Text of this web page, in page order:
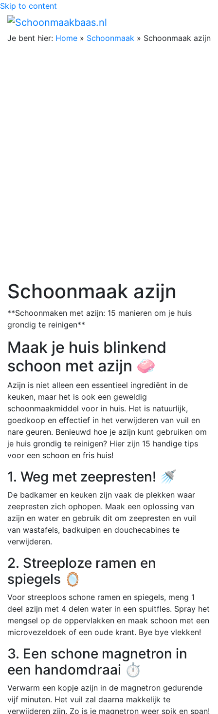
Skip to content
Je bent hier: Home » Schoonmaak » Schoonmaak azijn
Schoonmaak azijn
**Schoonmaken met azijn: 15 manieren om je huis
grondig te reinigen**
Maak je huis blinkend
schoon met azijn 🧼
Azijn is niet alleen een essentieel ingrediënt in de
keuken, maar het is ook een geweldig
schoonmaakmiddel voor in huis. Het is natuurlijk,
goedkoop en effectief in het verwijderen van vuil en
nare geuren. Benieuwd hoe je azijn kunt gebruiken om
je huis grondig te reinigen? Hier zijn 15 handige tips
voor een schoon en fris huis!
1. Weg met zeepresten! 🚿
De badkamer en keuken zijn vaak de plekken waar
zeepresten zich ophopen. Maak een oplossing van
azijn en water en gebruik dit om zeepresten en vuil
van wastafels, badkuipen en douchecabines te
verwijderen.
2. Streeploze ramen en
spiegels 🪞
Voor streeploos schone ramen en spiegels, meng 1
deel azijn met 4 delen water in een spuitfles. Spray het
mengsel op de oppervlakken en maak schoon met een
microvezeldoek of een oude krant. Bye bye vlekken!
3. Een schone magnetron in
een handomdraai ⏱️
Verwarm een kopje azijn in de magnetron gedurende
vijf minuten. Het vuil zal daarna makkelijk te
verwijderen zijn. Zo is je magnetron weer spik en span!